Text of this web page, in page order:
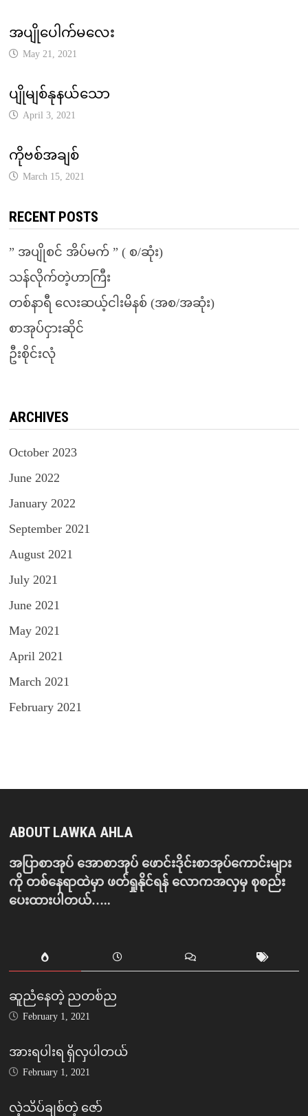
အပျိုပေါက်မလေး
May 21, 2021
ပျိုမျစ်နုနယ်သော
April 3, 2021
ကိုဗစ်အချစ်
March 15, 2021
RECENT POSTS
” အပျိုစင် အိပ်မက် ” ( စ/ဆုံး)
သန်လိုက်တဲ့ဟာကြီး
တစ်နာရီ လေးဆယ့်ငါးမိနစ် (အစ/အဆုံး)
စာအုပ်ငှားဆိုင်
ဦးစိုင်းလုံ
ARCHIVES
October 2023
June 2022
January 2022
September 2021
August 2021
July 2021
June 2021
May 2021
April 2021
March 2021
February 2021
ABOUT LAWKA AHLA
အပြာစာအုပ် အောစာအုပ် ဖောင်းဒိုင်းစာအုပ်ကောင်းများ
ကို တစ်နေရာထဲမှာ ဖတ်ရှုနိုင်ရန် လောကအလှမှ စုစည်း
ပေးထားပါတယ်…..
ဆူညံနေတဲ့ ညတစ်ည
February 1, 2021
အားရပါးရ ရှိလှပါတယ်
February 1, 2021
လဲ့သိပ်ချစ်တဲ့ ဇော်